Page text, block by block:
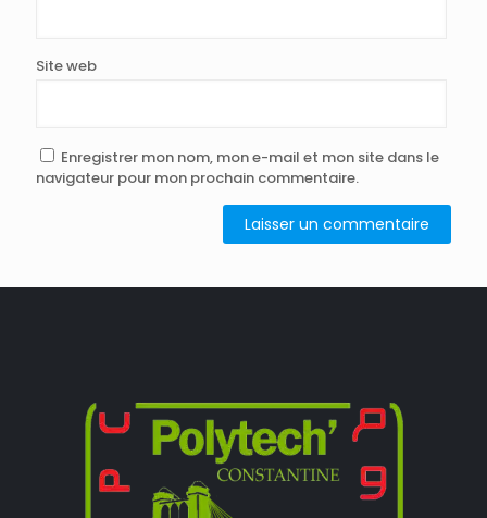
Site web
Enregistrer mon nom, mon e-mail et mon site dans le
navigateur pour mon prochain commentaire.